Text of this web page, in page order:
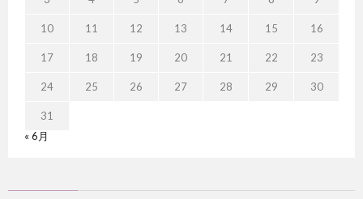
10 11 12 13 14 15 16
17 18 19 20 21 22 23
24 25 26 27 28 29 30
31
« 6月